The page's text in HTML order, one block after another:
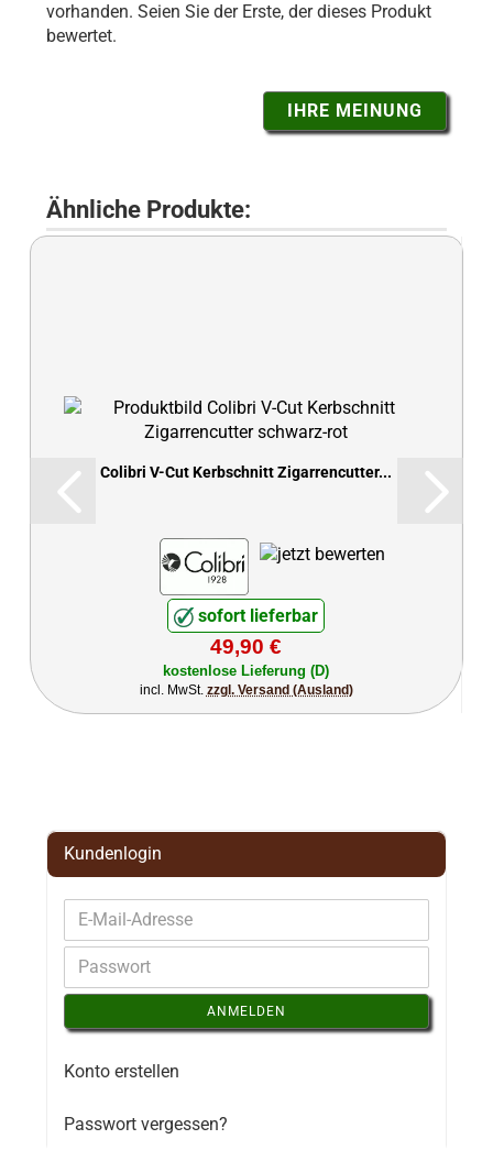
vorhanden. Seien Sie der Erste, der dieses Produkt
bewertet.
IHRE MEINUNG
Ähnliche Produkte:
Colibri V-Cut Kerbschnitt Zigarrencutter...
sofort lieferbar
49,90 €
kostenlose Lieferung (D)
incl. MwSt. zzgl. Versand (Ausland)
Kundenlogin
ANMELDEN
Konto erstellen
Passwort vergessen?